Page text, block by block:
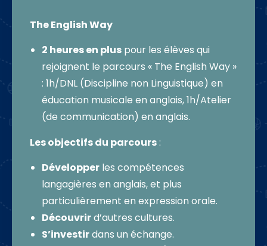
The English Way
2 heures en plus pour les élèves qui
rejoignent le parcours « The English Way »
: 1h/DNL (Discipline non Linguistique) en
éducation musicale en anglais, 1h/Atelier
(de communication) en anglais.
Les objectifs du parcours:
Développer les compétences
langagières en anglais, et plus
particulièrement en expression orale.
Découvrird’autres cultures.
S’investirdans un échange.